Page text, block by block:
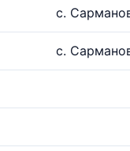
с.
с.